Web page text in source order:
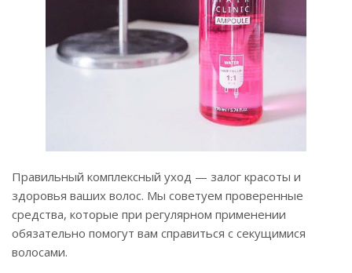
Правильный комплексный уход — залог красоты и
здоровья ваших волос. Мы советуем проверенные
средства, которые при регулярном применении
обязательно помогут вам справиться с секущимися
волосами.